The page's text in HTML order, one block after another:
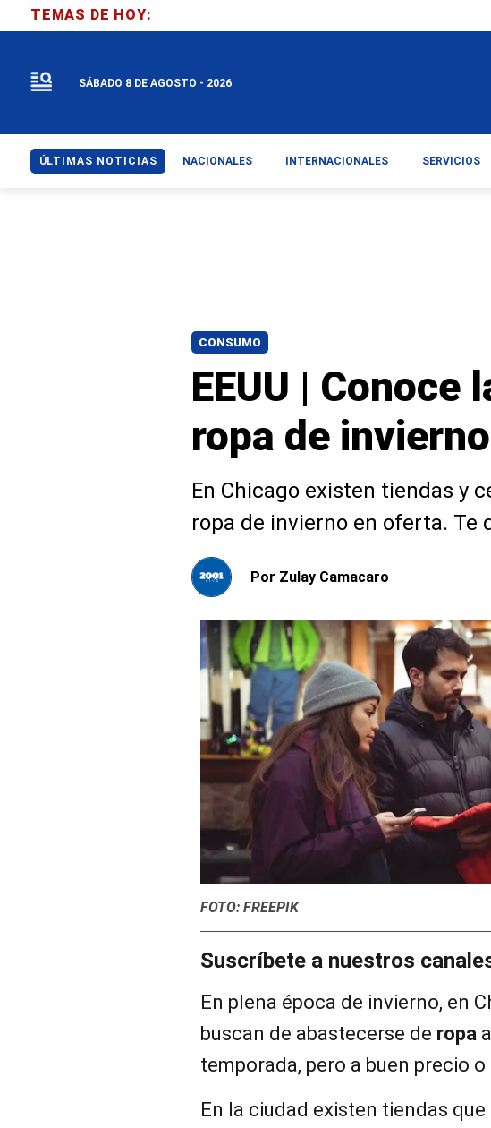
CONSUMO
EEUU |
ropa de
En Chicago existen tiendas y
ropa de invierno en oferta. Te
Por Zulay Camacaro
FOTO: FREEPIK
Suscríbete a nuestros
En plena época de invierno, en
buscan de abastecerse de ropa
temporada, pero a buen precio
En la ciudad existen tiendas
TEMAS DE HOY:
SÁBADO 8 DE AGOSTO - 2026
ÚLTIMAS NOTICIAS NACIONALES INTERNACIONALES SERVICIOS